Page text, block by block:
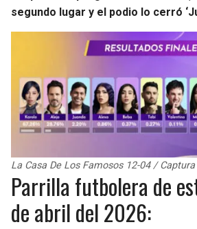
segundo lugar y el podio lo cerró
La Casa De Los Famosos 12-04 /
Parrilla futbolera de
de abril del 2026: